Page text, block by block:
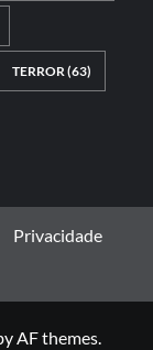
TERROR(63)
Privacidade
AF themes.